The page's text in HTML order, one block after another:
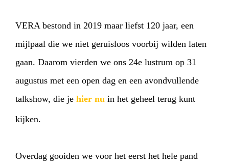
VERA bestond in 2019 maar liefst 120 jaar, een
mijlpaal die we niet geruisloos voorbij wilden laten
gaan. Daarom vierden we ons 24e lustrum op 31
augustus met een open dag en een avondvullende
talkshow, die je hier nu in het geheel terug kunt
kijken.
Overdag gooiden we voor het eerst het hele pand